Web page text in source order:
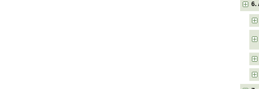
6.